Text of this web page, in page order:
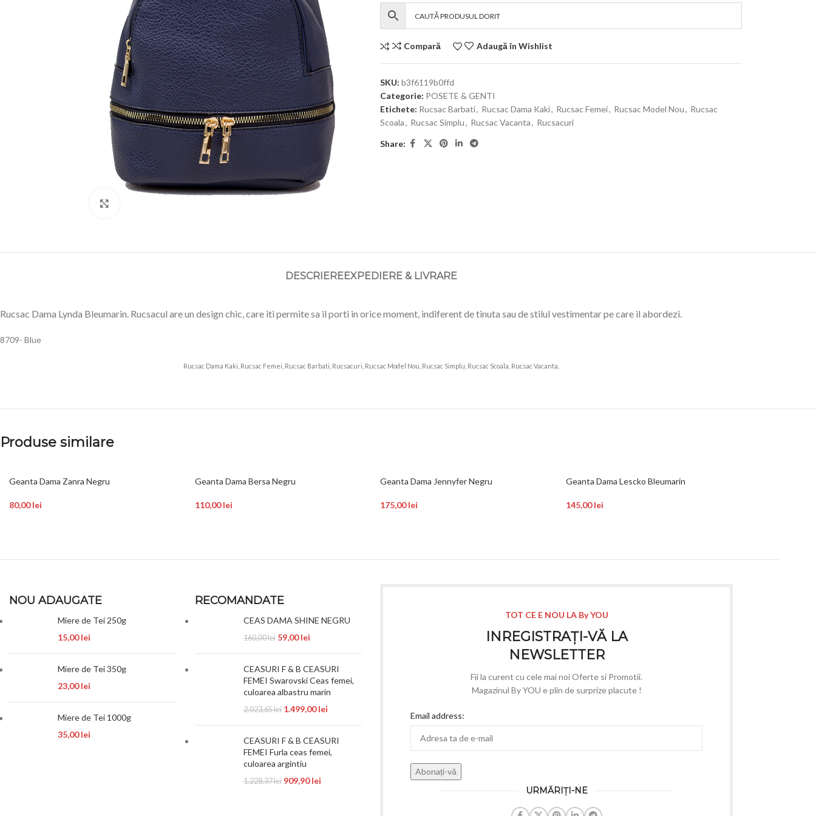
Compară Adaugă în Wishlist
SKU: b3f6119b0ffd
Categorie: POSETE & GENTI
Etichete: Rucsac Barbati, Rucsac Dama Kaki, Rucsac Femei, Rucsac Model Nou, Rucsac
Scoala, Rucsac Simplu, Rucsac Vacanta, Rucsacuri
Share:
DESCRIEREEXPEDIERE & LIVRARE
Rucsac Dama Lynda Bleumarin. Rucsacul are un design chic, care iti permite sa il porti in orice moment, indiferent de tinuta sau de stilul vestimentar pe care il abordezi.
8709- Blue
Rucsac Dama Kaki, Rucsac Femei, Rucsac Barbati, Rucsacuri, Rucsac Model Nou, Rucsac Simplu, Rucsac Scoala, Rucsac Vacanta,
Produse similare
Geanta Dama Zanra Negru
80,00lei
Geanta Dama Bersa Negru
110,00lei
Geanta Dama Jennyfer Negru
175,00lei
Geanta Dama Lescko Bleumarin
145,00lei
NOU ADAUGATE
Miere de Tei 250g
15,00lei
Miere de Tei 350g
23,00lei
Miere de Tei 1000g
35,00lei
RECOMANDATE
CEAS DAMA SHINE NEGRU
160,00lei 59,00lei
CEASURI F & B CEASURI
FEMEI Swarovski Ceas femei,
culoarea albastru marin
2.023,65lei 1.499,00lei
CEASURI F & B CEASURI
FEMEI Furla ceas femei,
culoarea argintiu
1.228,37lei 909,90lei
TOT CE E NOU LA By YOU
INREGISTRAȚI-VĂ LA
NEWSLETTER
Fii la curent cu cele mai noi Oferte si Promotii.
Magazinul By YOU e plin de surprize placute !
Email address:
URMĂRIȚI-NE